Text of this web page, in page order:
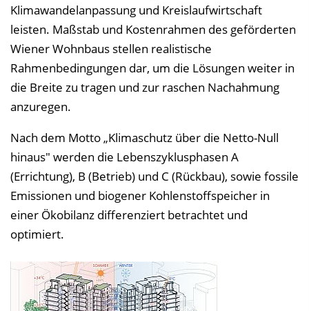
Klimawandelanpassung und Kreislaufwirtschaft
leisten. Maßstab und Kostenrahmen des geförderten
Wiener Wohnbaus stellen realistische
Rahmenbedingungen dar, um die Lösungen weiter in
die Breite zu tragen und zur raschen Nachahmung
anzuregen.
Nach dem Motto „Klimaschutz über die Netto-Null
hinaus" werden die Lebenszyklusphasen A
(Errichtung), B (Betrieb) und C (Rückbau), sowie fossile
Emissionen und biogener Kohlenstoffspeicher in
einer Ökobilanz differenziert betrachtet und
optimiert.